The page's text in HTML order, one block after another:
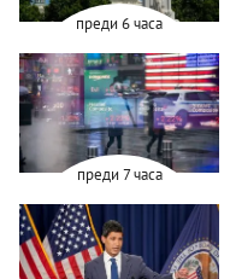
преди 6 часа
преди 7 часа